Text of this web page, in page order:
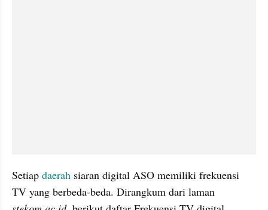
Setiap daerah siaran digital ASO memiliki frekuensi